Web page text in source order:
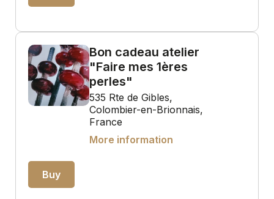
Bon cadeau atelier
"Faire mes 1ères
perles"
535 Rte de Gibles,
Colombier-en-Brionnais,
France
More information
Buy